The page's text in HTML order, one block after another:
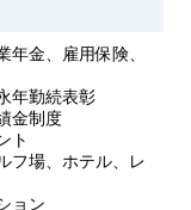
年金、雇用保険、
年勤続表彰
金制度
ト
フ場、ホテル、レ
ョン